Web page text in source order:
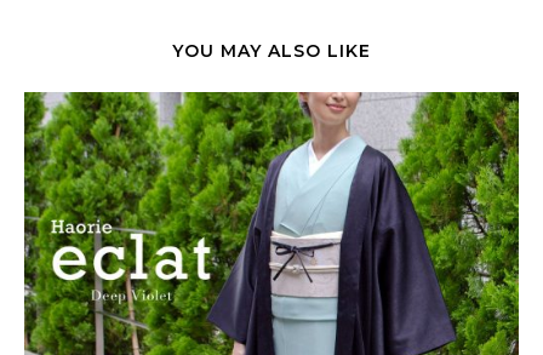
YOU MAY ALSO LIKE